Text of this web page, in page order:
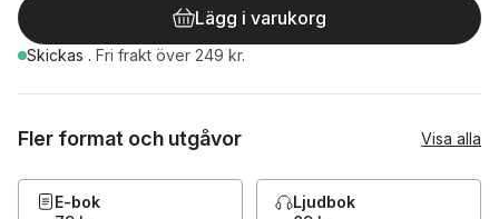
Lägg i varukorg
Skickas . Fri frakt över 249 kr.
Fler format och utgåvor Visa alla
E-bok
Ljudbok